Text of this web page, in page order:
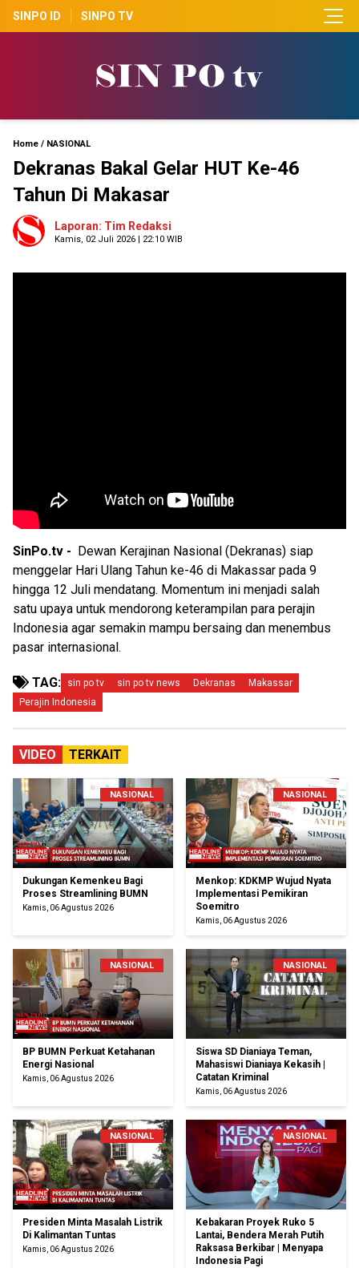
SINPO ID SINPO TV
Home / NASIONAL
Dekranas Bakal Gelar HUT Ke-46
Tahun Di Makasar
Laporan: Tim Redaksi
Kamis, 02 Juli 2026 | 22:10 WIB
SinPo.tv -
Dewan Kerajinan Nasional (Dekranas) siap
menggelar Hari Ulang Tahun ke-46 di Makassar pada 9
hingga 12 Juli mendatang. Momentum ini menjadi salah
satu upaya untuk mendorong keterampilan para perajin
Indonesia agar semakin mampu bersaing dan menembus
pasar internasional.
TAG: sin po tv sin po tv news Dekranas
Makassar
Perajin Indonesia
VIDEO TERKAIT
NASIONAL
Dukungan Kemenkeu Bagi
Proses Streamlining BUMN
Kamis, 06 Agustus 2026
NASIONAL
Menkop: KDKMP Wujud Nyata
Implementasi Pemikiran
Soemitro
Kamis, 06 Agustus 2026
NASIONAL
BP BUMN Perkuat Ketahanan
Energi Nasional
Kamis, 06 Agustus 2026
NASIONAL
Siswa SD Dianiaya Teman,
Mahasiswi Dianiaya Kekasih |
Catatan Kriminal
Kamis, 06 Agustus 2026
NASIONAL
Presiden Minta Masalah Listrik
Di Kalimantan Tuntas
Kamis, 06 Agustus 2026
NASIONAL
Kebakaran Proyek Ruko 5
Lantai, Bendera Merah Putih
Raksasa Berkibar | Menyapa
Indonesia Pagi